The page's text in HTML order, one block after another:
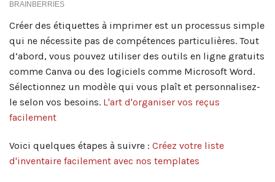
Créer des étiquettes à imprimer est un processus simple
qui ne nécessite pas de compétences particulières. Tout
d’abord, vous pouvez utiliser des outils en ligne gratuits
comme Canva ou des logiciels comme Microsoft Word.
Sélectionnez un modèle qui vous plaît et personnalisez-
le selon vos besoins. L'art d'organiser vos reçus
facilement
Voici quelques étapes à suivre : Créez votre liste
d'inventaire facilement avec nos templates